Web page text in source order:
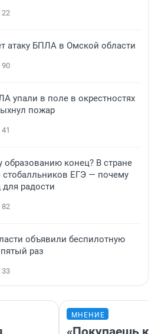
22
атаку БПЛА в Омской области
90
упали в поле в окрестностях
пожар
41
образованию конец? В стране
стобалльников ЕГЭ — почему
радости
82
объявили беспилотную
раз
33
МНЕНИЕ